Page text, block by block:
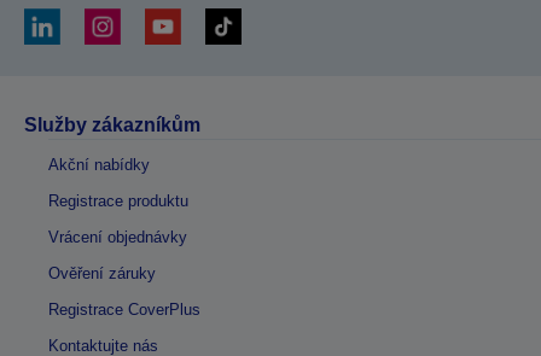
Služby zákazníkům
Akční nabídky
Registrace produktu
Vrácení objednávky
Ověření záruky
Registrace CoverPlus
Kontaktujte nás